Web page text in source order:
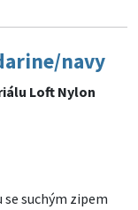
navy
Loft Nylon
suchým zipem